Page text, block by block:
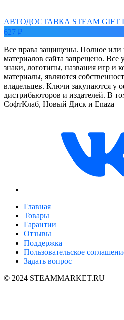
АВТОДОСТАВКА STEAM
627 ₽
Все права защищены. Полное или
материалов сайта запрещено.
знаки, логотипы, названия игр и
материалы, являются
владельцев. Ключи закупаются у
дистрибьюторов и издателей. В
СофтКлаб, Новый Диск и Enaza
Главная
Товары
Гарантии
Отзывы
Поддержка
Пользовательское
Задать вопрос
© 2024 STEAMMARKET.RU